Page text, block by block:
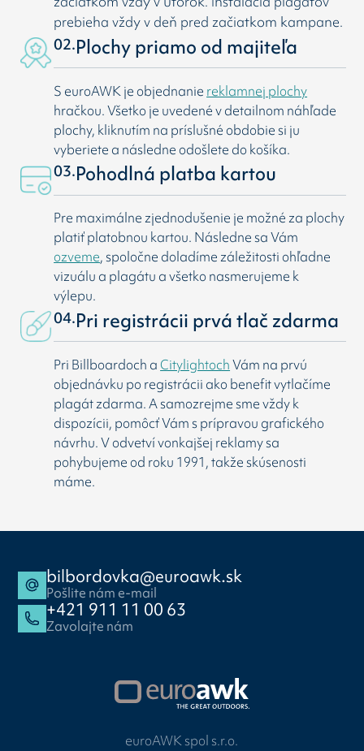
prebieha vždy v deň pred začiatkom kampane.
02.Plochy priamo od majiteľa
S euroAWK je objednanie reklamnej plochy
hračkou. Všetko je uvedené v detailnom náhľade
plochy, kliknutím na príslušné obdobie si ju
vyberiete a následne odošlete do košíka.
03.Pohodlná platba kartou
Pre maximálne zjednodušenie je možné za plochy
platiť platobnou kartou. Následne sa Vám
ozveme, spoločne doladíme záležitosti ohľadne
vizuálu a plagátu a všetko nasmerujeme k
výlepu.
04.Pri registrácii prvá tlač zdarma
Pri Billboardoch aCitylightochVám na prvú
objednávku po registrácii ako benefit vytlačíme
plagát zdarma. A samozrejme sme vždy k
dispozícii, pomôcť Vám s prípravou grafického
návrhu. V odvetví vonkajšej reklamy sa
pohybujeme od roku 1991, takže skúsenosti
máme.
bilbordovka@euroawk.sk
Pošlite nám e-mail
+421 911 11 00 63
Zavolajte nám
euroAWK spol s.r.o.